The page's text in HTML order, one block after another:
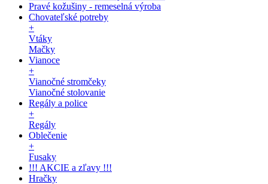
Pravé kožušiny - remeselná výroba
Chovateľské potreby
+
Vtáky
Mačky
Vianoce
+
Vianočné stromčeky
Vianočné stolovanie
Regály a police
+
Regály
Oblečenie
+
Fusaky
!!! AKCIE a zľavy !!!
Hračky